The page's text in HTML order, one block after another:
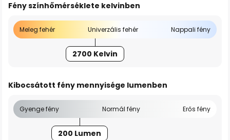
Fény színhőmérséklete kelvinben
Meleg fehér Univerzális fehér Nappali fény
2700 Kelvin
Kibocsátott fény mennyisége lumenben
Gyenge fény Normál fény Erős fény
200 Lumen